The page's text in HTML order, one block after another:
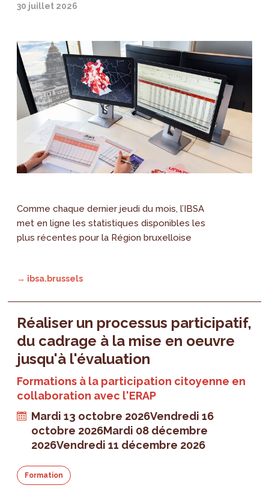
30 juillet 2026
Comme chaque dernier jeudi du mois, l’IBSA
met en ligne les statistiques disponibles les
plus récentes pour la Région bruxelloise
→ ibsa.brussels
Réaliser un processus participatif,
du cadrage à la mise en oeuvre
jusqu'à l'évaluation
Formations à la participation citoyenne en
collaboration avec l'ERAP
Mardi 13 octobre 2026Vendredi 16
octobre 2026Mardi 08 décembre
2026Vendredi 11 décembre 2026
Formation